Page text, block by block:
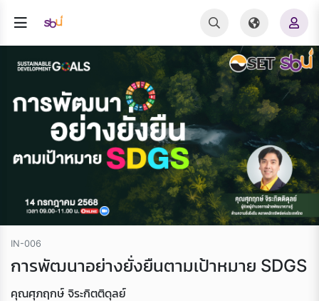
IN-006
การพัฒนาอย่างยั่งยืนตามเป้าหมาย SDGS
คุณศุภฤกษ์ จิระกิตติดุลย์